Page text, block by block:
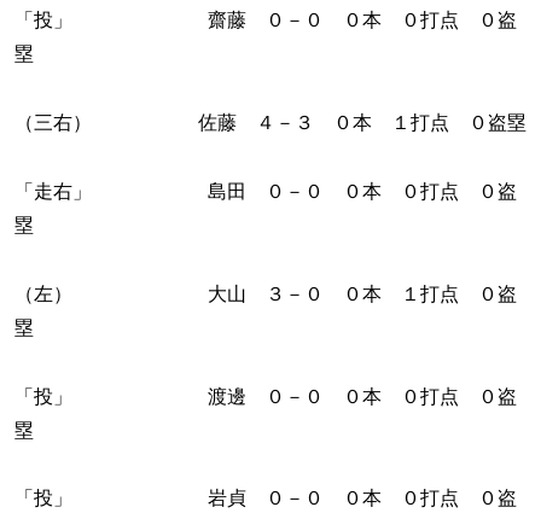
「投」 齋藤 ０－０ ０本 ０打点 ０盗
塁
（三右） 佐藤 ４－３ ０本 １打点 ０盗塁
「走右」 島田 ０－０ ０本 ０打点 ０盗
塁
（左） 大山 ３－０ ０本 １打点 ０盗
塁
「投」 渡邊 ０－０ ０本 ０打点 ０盗
塁
「投」 岩貞 ０－０ ０本 ０打点 ０盗